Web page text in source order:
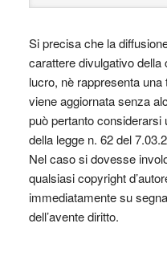
Si precisa che la
carattere divulgativo
lucro, nè rappresenta
viene aggiornata senza
può pertanto considerarsi
della legge n. 62 del
Nel caso si dovesse
qualsiasi copyright
immediatamente su
dell’avente diritto.